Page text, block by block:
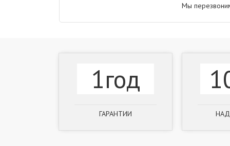
Мы
1год
ГАРАНТИИ